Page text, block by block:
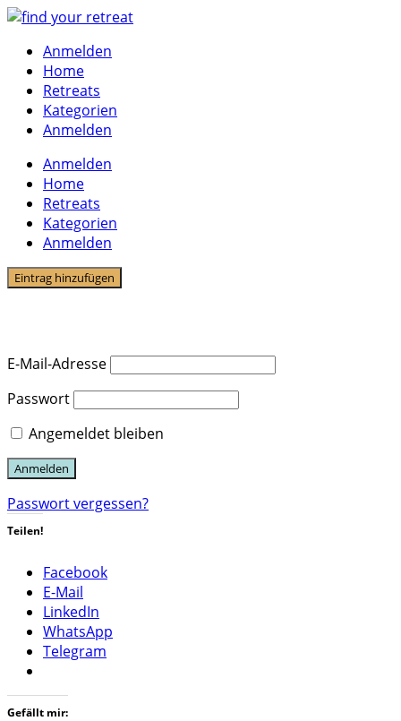
Skip
contentAnmelden
Home
Retreats
Kategorien
Anmelden
Anmelden
Home
Retreats
Kategorien
Anmelden
Eintrag hinzufügen
E-Mail-Adresse
Passwort
Angemeldet bleiben
Passwort vergessen?
Teilen!
Facebook
E-Mail
LinkedIn
WhatsApp
Telegram
Gefällt mir: